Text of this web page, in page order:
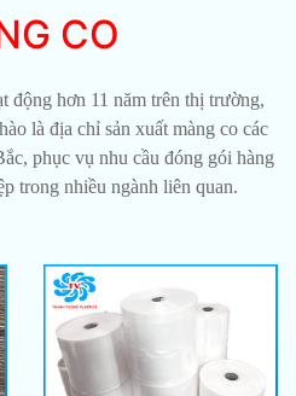
CO
động hơn 11 năm trên thị trường,
là địa chỉ sản xuất màng co các
phục vụ nhu cầu đóng gói hàng
trong nhiều ngành liên quan.